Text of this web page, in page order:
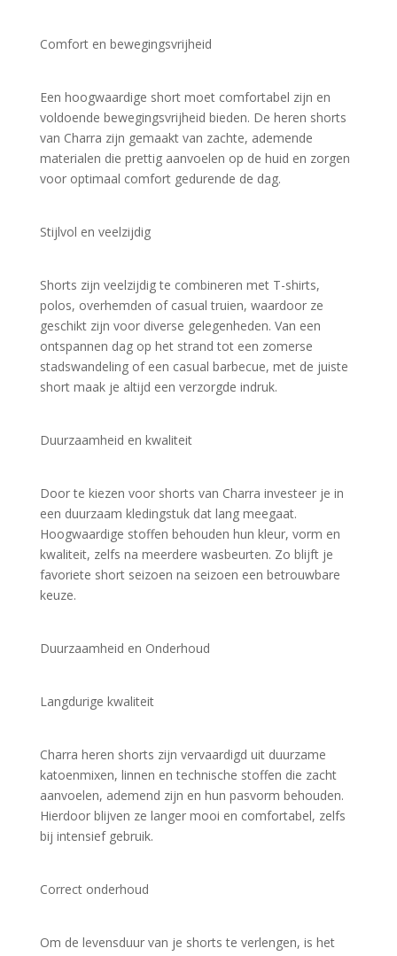
Comfort en bewegingsvrijheid
Een hoogwaardige short moet comfortabel zijn en
voldoende bewegingsvrijheid bieden. De heren shorts
van Charra zijn gemaakt van zachte, ademende
materialen die prettig aanvoelen op de huid en zorgen
voor optimaal comfort gedurende de dag.
Stijlvol en veelzijdig
Shorts zijn veelzijdig te combineren met T-shirts,
polos, overhemden of casual truien, waardoor ze
geschikt zijn voor diverse gelegenheden. Van een
ontspannen dag op het strand tot een zomerse
stadswandeling of een casual barbecue, met de juiste
short maak je altijd een verzorgde indruk.
Duurzaamheid en kwaliteit
Door te kiezen voor shorts van Charra investeer je in
een duurzaam kledingstuk dat lang meegaat.
Hoogwaardige stoffen behouden hun kleur, vorm en
kwaliteit, zelfs na meerdere wasbeurten. Zo blijft je
favoriete short seizoen na seizoen een betrouwbare
keuze.
Duurzaamheid en Onderhoud
Langdurige kwaliteit
Charra heren shorts zijn vervaardigd uit duurzame
katoenmixen, linnen en technische stoffen die zacht
aanvoelen, ademend zijn en hun pasvorm behouden.
Hierdoor blijven ze langer mooi en comfortabel, zelfs
bij intensief gebruik.
Correct onderhoud
Om de levensduur van je shorts te verlengen, is het